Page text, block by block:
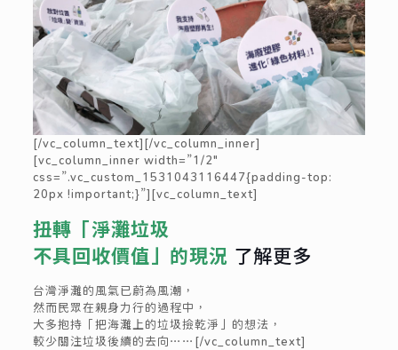
[/vc_column_text][/vc_column_inner]
[vc_column_inner width=”1/2″
css=”.vc_custom_1531043116447{padding-top:
20px !important;}”][vc_column_text]
扭轉「淨灘垃圾
不具回收價值」的現況 了解更多
台灣淨灘的風氣已蔚為風潮，
然而民眾在親身力行的過程中，
大多抱持「把海灘上的垃圾撿乾淨」的想法，
較少關注垃圾後續的去向⋯⋯ [/vc_column_text]